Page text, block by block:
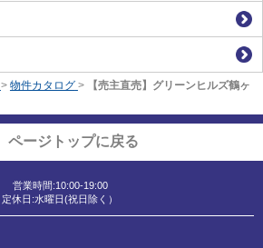
> 物件カタログ >
【売主直売】グリーンヒルズ鶴ヶ
ページトップに戻る
営業時間:10:00-19:00
定休日:水曜日(祝日除く）